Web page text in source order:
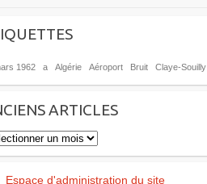
1962 a Algérie Aéroport Bruit Claye-Souilly
ARTICLES
Espace d'administration du site